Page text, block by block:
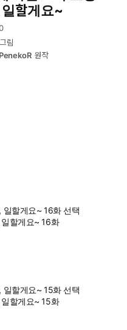
할게요~
그림
PenekoR원작
일할게요~ 16화 선택
할게요~ 16화
일할게요~ 15화 선택
할게요~ 15화